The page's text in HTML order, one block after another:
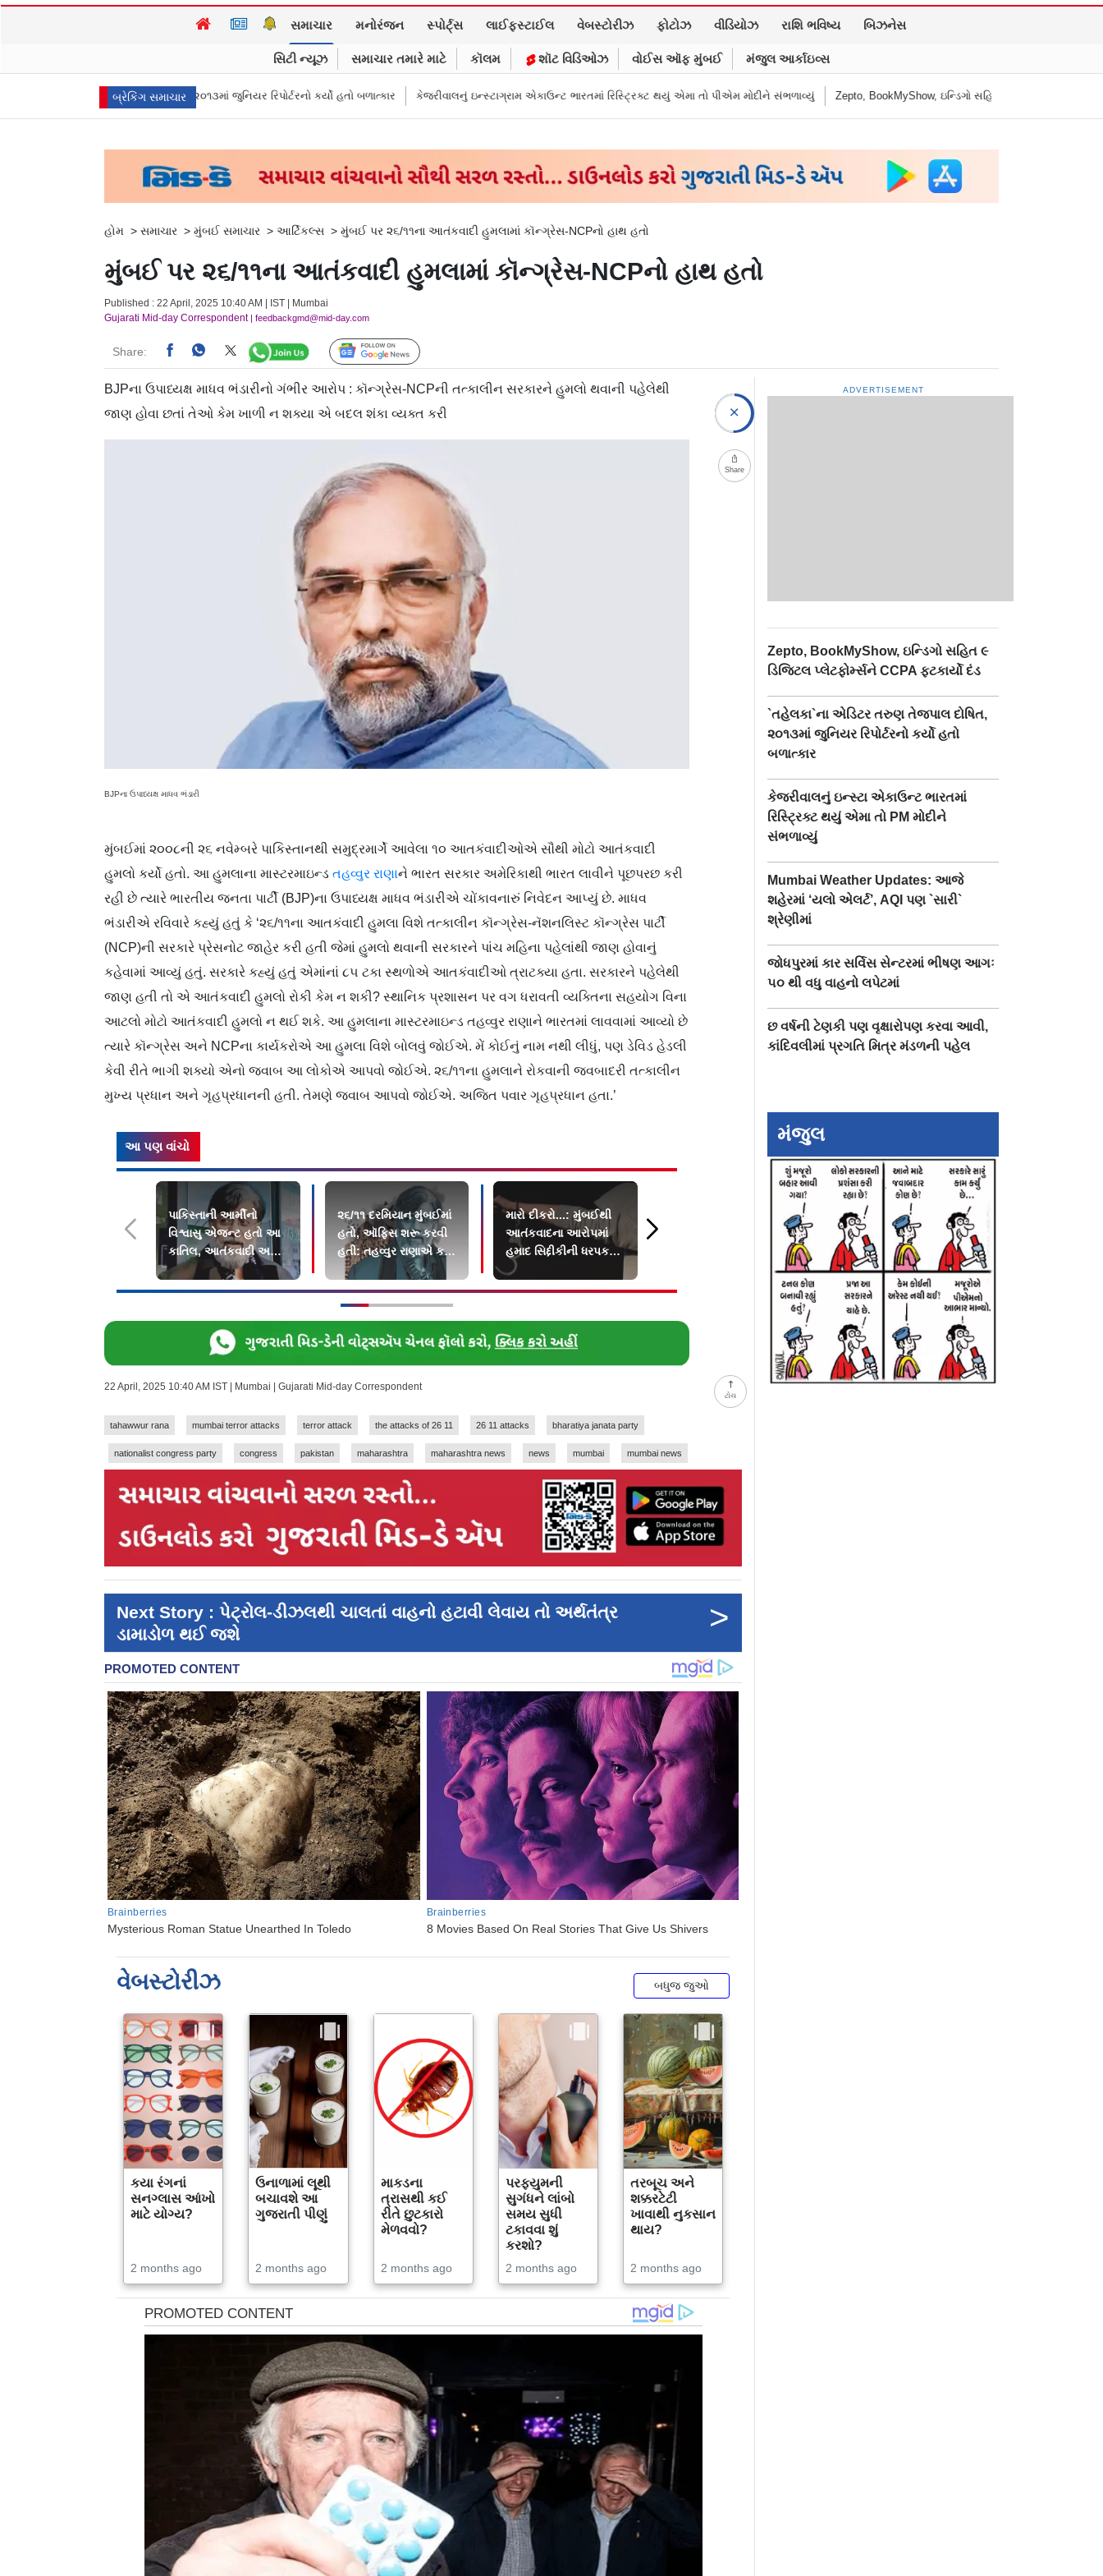
સમાચાર મનોરંજન સ્પોર્ટ્સ લાઈફસ્ટાઈલ વેબસ્ટોરીઝ ફોટોઝ વીડિયોઝ રાશિ ભવિષ્ય બિઝનેસ
સિટી ન્યૂઝ સમાચાર તમારે માટે કૉલમ શૉટ વિડિઓઝ વોઈસ ઑફ મુંબઈ મંજુલ આર્કાઇવ્સ
બ્રેકિંગ સમાચાર
તેજપાલ દોષિત, ૨૦૧૩માં જુનિયર રિપોર્ટરનો કર્યો હતો બળાત્કાર કેજરીવાલનું ઇન્સ્ટાગ્રામ એકાઉન્ટ ભારતમાં રિસ્ટ્રિક્ટ થયું એમા તો પીએમ મોદીને સંભળાવ્યું Zepto, BookMyShow, ઇન્ડિગો સહિત ૯ ડિજિટલ પ્લેટફોર્મ્સને CCPA ફટકાર્યો દંડ
હોમ > સમાચાર > મુંબઈ સમાચાર > આર્ટિકલ્સ > મુંબઈ પર ૨૬/૧૧ના આતંકવાદી હુમલામાં કૉન્ગ્રેસ-NCPનો હાથ હતો
મુંબઈ પર ૨૬/૧૧ના આતંકવાદી હુમલામાં કૉન્ગ્રેસ-NCPનો હાથ હતો
Published : 22 April, 2025 10:40 AM | IST | Mumbai
Gujarati Mid-day Correspondent| feedbackgmd@mid-day.com
Share: Follow Us
ટોચ
BJPના ઉપાધ્યક્ષ માધવ ભંડારીનો ગંભીર આરોપ : કૉન્ગ્રેસ-NCPની તત્કાલીન સરકારને હુમલો થવાની પહેલેથી
જાણ હોવા છતાં તેઓ કેમ ખાળી ન શક્યા એ બદલ શંકા વ્યક્ત કરી
BJPના ઉપાધ્યક્ષ માધવ ભંડારી
મુંબઈમાં ૨૦૦૮ની ૨૬ નવેમ્બરે પાકિસ્તાનથી સમુદ્રમાર્ગે આવેલા ૧૦ આતકંવાદીઓએ સૌથી મોટો આતંકવાદી
હુમલો કર્યો હતો. આ હુમલાના માસ્ટરમાઇન્ડ તહવ્વુર રાણાને ભારત સરકાર અમેરિકાથી ભારત લાવીને પૂછપરછ કરી‌
રહી છે ત્યારે ભારતીય જનતા પાર્ટી (BJP)ના ઉપાધ્યક્ષ માધવ ભંડારીએ ચોંકાવનારું નિવેદન આપ્યું છે. માધવ
ભંડારીએ રવિવારે કહ્યું હતું કે ‘૨૬/૧૧ના આતકંવાદી હુમલા વિશે તત્કાલીન કૉન્ગ્રેસ-નૅશનલિસ્ટ કૉન્ગ્રેસ પાર્ટી
(NCP)ની સરકારે પ્રેસનોટ જાહેર કરી હતી જેમાં હુમલો થવાની સરકારને પાંચ મહિના પહેલાંથી જાણ હોવાનું
કહેવામાં આવ્યું હતું. સરકારે કહ્યું હતું એમાંનાં ૮૫ ટકા સ્થળોએ આતકંવાદીઓ ત્રાટક્યા હતા. સરકારને પહેલેથી
જાણ હતી તો એ આતંકવાદી હુમલો રોકી કેમ ન શકી? સ્થાનિક પ્રશાસન પર વગ ધરાવતી વ્યક્તિના સહયોગ વિના
આટલો મોટો આતંકવાદી હુમલો ન થઈ શકે. આ હુમલાના માસ્ટરમાઇન્ડ તહવ્વુર રાણાને ભારતમાં લાવવામાં આવ્યો છે
ત્યારે કૉન્ગ્રેસ અને NCPના કાર્યકરોએ આ હુમલા વિશે બોલવું જોઈએ. મેં કોઈનું નામ નથી લીધું, પણ ડેવિડ હેડલી
કેવી રીતે ભાગી શક્યો એનો જવાબ આ લોકોએ આપવો જોઈએ. ૨૬/૧૧ના હુમલાને રોકવાની જવબાદરી તત્કાલીન
મુખ્ય પ્રધાન અને ગૃહપ્રધાનની હતી. તેમણે જવાબ આપવો જોઈએ. અજિત પવાર ગૃહપ્રધાન હતા.’
આ પણ વાંચો
પાકિસ્તાની આર્મીનો
વિશ્વાસુ એજન્ટ હતો આ
કાતિલ, આતંકવાદી અટૅક
વખતે મુંબઈમાં જ હતો
૨૬/૧૧ દરમિયાન મુંબઈમાં
હતો, ઑફિસ શરૂ કરવી
હતી: તહવ્વુર રાણાએ કર્યા
અનેક ખુલાસા
મારો દીકરો...: મુંબઈથી
આતંકવાદના આરોપમાં
હમાદ સિદ્દીકીની ધરપકડ
બાદ પિતાએ કહ્યું
"જો ટ્રમ્પ કરી શકે છે, તો
ભાયખલા ઝેરી કૅપ્સ્યુલ
કેસ: આરોપી ભારત વિરોધી
કાવતરા કરવાનો હતો, પણ
પકડાઈ ગયો
Share
22 April, 2025 10:40 AM IST | Mumbai | Gujarati Mid-day Correspondent
tahawwur rana mumbai terror attacks terror attack the attacks of 26 11 26 11 attacks bharatiya janata party
nationalist congress party congress pakistan maharashtra maharashtra news news mumbai mumbai news
Next Story : પેટ્રોલ-ડીઝલથી ચાલતાં વાહનો હટાવી લેવાય તો અર્થતંત્ર
ડામાડોળ થઈ જશે
>
વેબસ્ટોરીઝ બધુજ જુઓ
કયા રંગનાં
સનગ્લાસ આંખો
માટે યોગ્ય?
2 months ago
ઉનાળામાં લૂથી
બચાવશે આ
ગુજરાતી પીણું
2 months ago
માકડના
ત્રાસથી કઈ
રીતે છુટકારો
મેળવવો?
2 months ago
પરફ્યુમની
સુગંધને લાંબો
સમય સુધી
ટકાવવા શું
કરશો?
2 months ago
તરબૂચ અને
શક્કરટેટી
ખાવાથી નુકસાન
થાય?
2 months ago
ADVERTISEMENT
Zepto, BookMyShow, ઇન્ડિગો સહિત ૯
ડિજિટલ પ્લેટફોર્મ્સને CCPA ફટકાર્યો દંડ
`તહેલકા`ના એડિટર તરુણ તેજપાલ દોષિત,
૨૦૧૩માં જુનિયર રિપોર્ટરનો કર્યો હતો
બળાત્કાર
કેજરીવાલનું ઇન્સ્ટા એકાઉન્ટ ભારતમાં
રિસ્ટ્રિક્ટ થયું એમા તો PM મોદીને
સંભળાવ્યું
Mumbai Weather Updates: આજે
શહેરમાં ‘યલો એલર્ટ’, AQI પણ `સારી`
શ્રેણીમાં
જોધપુરમાં કાર સર્વિસ સેન્ટરમાં ભીષણ આગઃ
૫૦ થી વધુ વાહનો લપેટમાં
છ વર્ષની ટેણકી પણ વૃક્ષારોપણ કરવા આવી,
કાંદિવલીમાં પ્રગતિ મિત્ર મંડળની પહેલ
મંજુલ